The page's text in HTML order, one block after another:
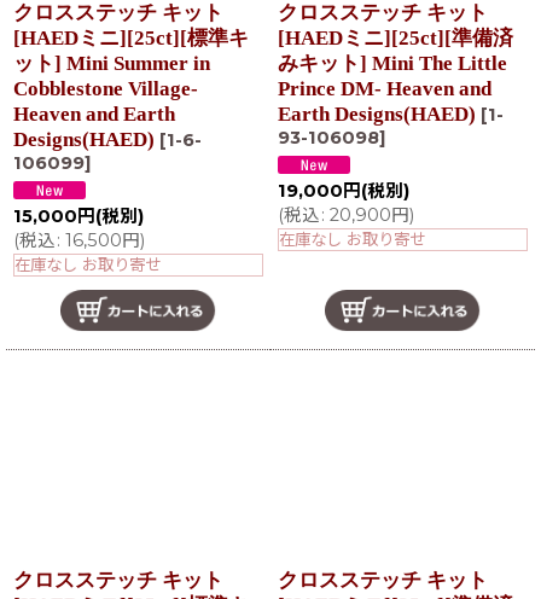
クロスステッチ キット
[HAEDミニ][25ct][標準キ
ット] Mini Summer in
Cobblestone Village-
Heaven and Earth
Designs(HAED) [1-6-
106099]
15,000 円 (税別)
(税込: 16,500円)
在庫なし お取り寄せ
クロスステッチ キット
[HAEDミニ][25ct][準備済
みキット] Mini The Little
Prince DM- Heaven and
Earth Designs(HAED) [1-
93-106098]
19,000 円 (税別)
(税込: 20,900円)
在庫なし お取り寄せ
クロスステッチ キット
クロスステッチ キット